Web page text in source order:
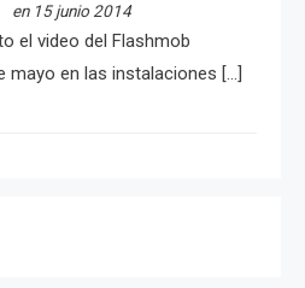
en 15 junio 2014
el video del Flashmob
mayo en las instalaciones […]